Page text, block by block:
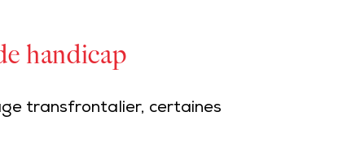
handicap
transfrontalier, certaines